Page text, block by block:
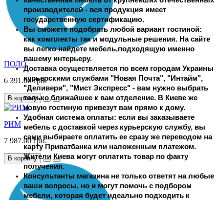
производителей - вся продукция имеет
государственную сертификацию.
Вы сможете подобрать любой вариант гостиной:
как комплекты так и модульные решения. На сайте
вы легко найдете мебель,подходящую именно
вашему интерьеру.
Доставка осуществляется по всем городам Украины
курьерскими службами "Новая Почта", "Интайм",
"Деливери", "Мист Экспресс" - вам нужно выбрать
только ближайшее к вам отделение. В Киеве же
новую гостиную привезут вам прямо к дому.
Удобная система оплаты: если вы заказываете
мебель с доставкой через курьерскую службу, вы
сами выбираете оплатить ее сразу же переводом на
карту Приватбанка или наложенным платежом.
Жители Киева могут оплатить товар по факту
получения.
Консультанты магазина не только ответят на любые
ваши вопросы, но и могут помочь с подбором
мебели, которая будет идеально подходить к
ПОЛО
6 391.00 грн.
В корзину
РИМ
7 987.00 грн.
В корзину